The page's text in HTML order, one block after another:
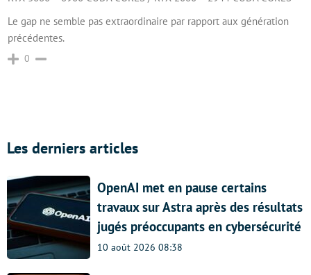
Le gap ne semble pas extraordinaire par rapport aux génération
précédentes.
0
Les derniers articles
OpenAI met en pause certains
travaux sur Astra après des résultats
jugés préoccupants en cybersécurité
10 août 2026 08:38